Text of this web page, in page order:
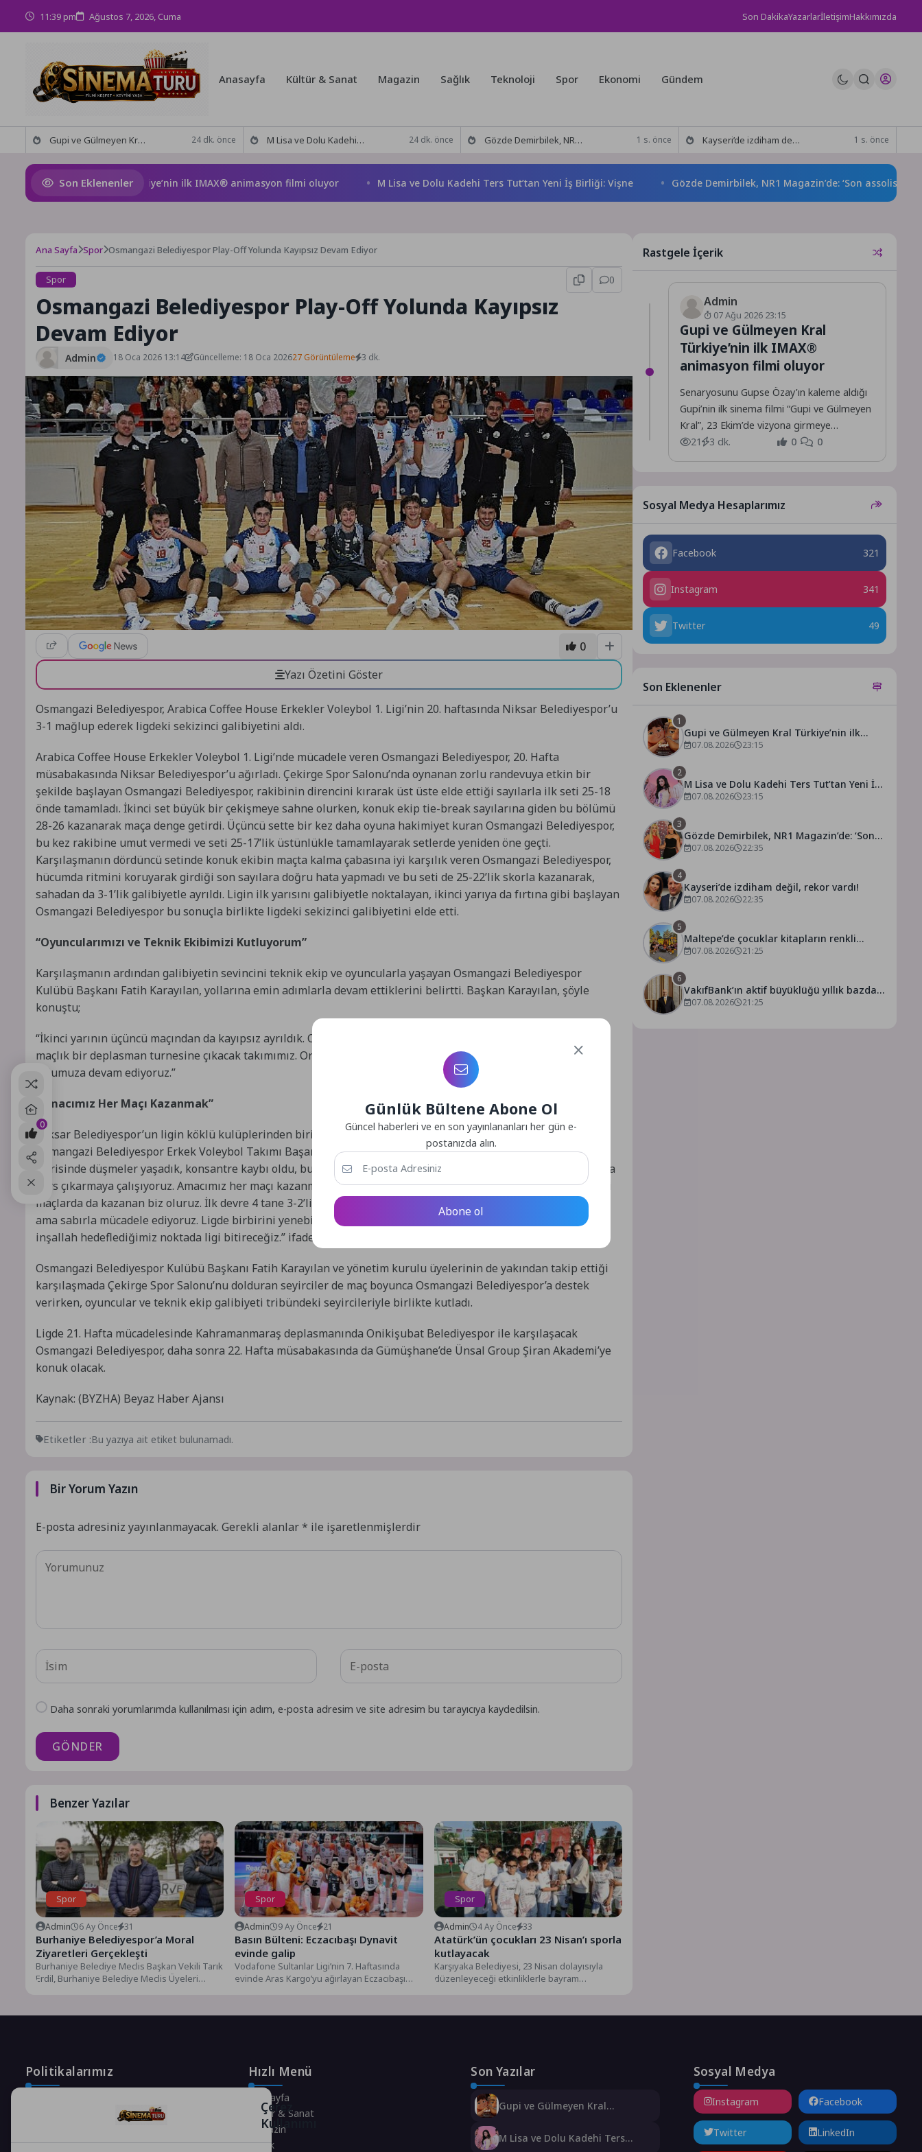
11:39 pm Ağustos 7, 2026, Cuma Son DakikaYazarlarİletişimHakkımızda
Anasayfa Kültür & Sanat Magazin Sağlık Teknoloji Spor Ekonomi Gündem
Gupi ve Gülmeyen Kral Türkiye’nin ilk IMAX® animasyon filmi oluyor 24 dk. önce M Lisa ve Dolu Kadehi Ters Tut’tan Yeni İş Birliği: Vişne 24 dk. önce Gözde Demirbilek, NR1 Magazin’de: ‘Son assolist olarak var olacağım!’ 1 s. önce Kayseri’de izdiham değil, rekor vardı! 1 s. önce
Son Eklenenler
ve Gülmeyen Kral Türkiye’nin ilk IMAX® animasyon filmi oluyor M Lisa ve Dolu Kadehi Ters Tut’tan Yeni İş Birliği: Vişne Gözde Demirbilek, NR1 Magazin’de: ‘Son assolist olarak var
Ana Sayfa Spor Osmangazi Belediyespor Play-Off Yolunda Kayıpsız Devam Ediyor
Spor 0
Osmangazi Belediyespor Play-Off Yolunda Kayıpsız
Devam Ediyor
Admin 18 Oca 2026 13:14 Güncelleme: 18 Oca 202627 Görüntüleme 3 dk.
0
Yazı Özetini Göster
Osmangazi Belediyespor, Arabica Coffee House Erkekler Voleybol 1. Ligi’nin 20. haftasında Niksar Belediyespor’u
3-1 mağlup ederek ligdeki sekizinci galibiyetini aldı.
Arabica Coffee House Erkekler Voleybol 1. Ligi’nde mücadele veren Osmangazi Belediyespor, 20. Hafta
müsabakasında Niksar Belediyespor’u ağırladı. Çekirge Spor Salonu’nda oynanan zorlu randevuya etkin bir
şekilde başlayan Osmangazi Belediyespor, rakibinin direncini kırarak üst üste elde ettiği sayılarla ilk seti 25-18
önde tamamladı. İkinci set büyük bir çekişmeye sahne olurken, konuk ekip tie-break sayılarına giden bu bölümü
28-26 kazanarak maça denge getirdi. Üçüncü sette bir kez daha oyuna hakimiyet kuran Osmangazi Belediyespor,
bu kez rakibine umut vermedi ve seti 25-17’lik üstünlükle tamamlayarak setlerde yeniden öne geçti.
Karşılaşmanın dördüncü setinde konuk ekibin maçta kalma çabasına iyi karşılık veren Osmangazi Belediyespor,
hücumda ritmini koruyarak girdiği son sayılara doğru hata yapmadı ve bu seti de 25-22’lik skorla kazanarak,
sahadan da 3-1’lik galibiyetle ayrıldı. Ligin ilk yarısını galibiyetle noktalayan, ikinci yarıya da fırtına gibi başlayan
Osmangazi Belediyespor bu sonuçla birlikte ligdeki sekizinci galibiyetini elde etti.
“Oyuncularımızı ve Teknik Ekibimizi Kutluyorum”
Karşılaşmanın ardından galibiyetin sevincini teknik ekip ve oyuncularla yaşayan Osmangazi Belediyespor
Kulübü Başkanı Fatih Karayılan, yollarına emin adımlarla devam ettiklerini belirtti. Başkan Karayılan, şöyle
konuştu;
“İkinci yarının üçüncü maçından da kayıpsız ayrıldık. Oyuncularımızı ve teknik ekibimizi kutluyorum. Şimdi iki
maçlık bir deplasman turnesine çıkacak takımımız. Oradan da kayıpsız dönüp, Play-Off yolunda emin adımlarla
yolumuza devam ediyoruz.”
“Amacımız Her Maçı Kazanmak”
Niksar Belediyespor’un ligin köklü kulüplerinden biri olduğunu ve sahada çok iyi mücadele ettiklerini belirten
Osmangazi Belediyespor Erkek Voleybol Takımı Başantrenörü Güner Karakaya ise, “Zaman zaman oyunun
içerisinde düşmeler yaşadık, konsantre kaybı oldu, bu maçı da galibiyetle bitirdik. Galip geldiğimiz maçlardan da
ders çıkarmaya çalışıyoruz. Amacımız her maçı kazanmak. Burada az hata yapan kazanıyor, inşallah önümüzdeki
maçlarda da kazanan biz oluruz. İlk devre 4 tane 3-2’lik maç kaybımız var, daha zirvede yer almamız gerekiyordu
ama sabırla mücadele ediyoruz. Ligde birbirini yenebilecek denk takımlar var. Zorlu müsabakalar oynuyoruz,
inşallah hedeflediğimiz noktada ligi bitireceğiz.” ifadelerini kullandı.
Osmangazi Belediyespor Kulübü Başkanı Fatih Karayılan ve yönetim kurulu üyelerinin de yakından takip ettiği
karşılaşmada Çekirge Spor Salonu’nu dolduran seyirciler de maç boyunca Osmangazi Belediyespor’a destek
verirken, oyuncular ve teknik ekip galibiyeti tribündeki seyircileriyle birlikte kutladı.
Ligde 21. Hafta mücadelesinde Kahramanmaraş deplasmanında Onikişubat Belediyespor ile karşılaşacak
Osmangazi Belediyespor, daha sonra 22. Hafta müsabakasında da Gümüşhane’de Ünsal Group Şiran Akademi’ye
konuk olacak.
Kaynak: (BYZHA) Beyaz Haber Ajansı
Etiketler :Bu yazıya ait etiket bulunamadı.
Bir Yorum Yazın
E-posta adresiniz yayınlanmayacak. Gerekli alanlar* ile işaretlenmişlerdir
Daha sonraki yorumlarımda kullanılması için adım, e-posta adresim ve site adresim bu tarayıcıya kaydedilsin.
GÖNDER
Benzer Yazılar
Spor
Admin 6 Ay Önce 31
Burhaniye Belediyespor’a Moral
Ziyaretleri Gerçekleşti
Burhaniye Belediye Meclis Başkan Vekili Tarık
Erdil, Burhaniye Belediye Meclis Üyeleri
Spor
Admin 9 Ay Önce 21
Basın Bülteni: Eczacıbaşı Dynavit
evinde galip
Vodafone Sultanlar Ligi’nin 7. Haftasında
evinde Aras Kargo’yu ağırlayan Eczacıbaşı
Spor
Admin 4 Ay Önce 33
Atatürk’ün çocukları 23 Nisan’ı sporla
kutlayacak
Karşıyaka Belediyesi, 23 Nisan dolayısıyla
düzenleyeceği etkinliklerle bayram
Rastgele İçerik
Admin
07 Ağu 2026 23:15
Gupi ve Gülmeyen Kral
Türkiye’nin ilk IMAX®
animasyon filmi oluyor
Senaryosunu Gupse Özay’ın kaleme aldığı
Gupi’nin ilk sinema filmi “Gupi ve Gülmeyen
Kral”, 23 Ekim’de vizyona girmeye
hazırlanıyor.
21 3 dk. 0 0
Sosyal Medya Hesaplarımız
Facebook 321
Instagram 341
Twitter 49
Son Eklenenler
1
Gupi ve Gülmeyen Kral Türkiye’nin ilk
IMAX® animasyon filmi oluyor
07.08.2026 23:15
2
M Lisa ve Dolu Kadehi Ters Tut’tan Yeni İş
Birliği: Vişne
07.08.2026 23:15
3
Gözde Demirbilek, NR1 Magazin’de: ‘Son
assolist olarak var olacağım!’
07.08.2026 22:35
4
Kayseri’de izdiham değil, rekor vardı!
07.08.2026 22:35
5
Maltepe’de çocuklar kitapların renkli
dünyasında buluştu
07.08.2026 21:25
6
VakıfBank’ın aktif büyüklüğü yıllık bazda
yüzde 28 artışla 5,8 trilyon TL’yi aştı
07.08.2026 21:25
Politikalarımız
Telif Hakları Politikası
Hızlı Menü
Anasayfa
Kültür & Sanat
Magazin
Sağlık
Son Yazılar
Gupi ve Gülmeyen Kral
filmi oluyor
M Lisa ve Dolu Kadehi Ters
Sosyal Medya
Instagram Facebook
Twitter LinkedIn
0
Günlük Bültene Abone Ol
Güncel haberleri ve en son yayınlananları her gün e-
postanızda alın.
Abone ol
Çerez
Kullanımı